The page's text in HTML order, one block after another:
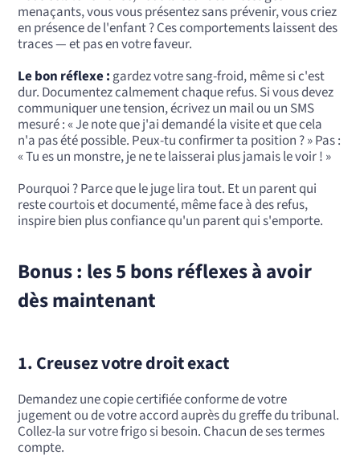
menaçants, vous vous présentez sans prévenir, vous criez
en présence de l'enfant ? Ces comportements laissent des
traces — et pas en votre faveur.
Le bon réflexe :gardez votre sang-froid, même si c'est
dur. Documentez calmement chaque refus. Si vous devez
communiquer une tension, écrivez un mail ou un SMS
mesuré : « Je note que j'ai demandé la visite et que cela
n'a pas été possible. Peux-tu confirmer ta position ? » Pas :
« Tu es un monstre, je ne te laisserai plus jamais le voir ! »
Pourquoi ? Parce que le juge lira tout. Et un parent qui
reste courtois et documenté, même face à des refus,
inspire bien plus confiance qu'un parent qui s'emporte.
Bonus : les 5 bons réflexes à avoir
dès maintenant
1. Creusez votre droit exact
Demandez une copie certifiée conforme de votre
jugement ou de votre accord auprès du greffe du tribunal.
Collez-la sur votre frigo si besoin. Chacun de ses termes
compte.